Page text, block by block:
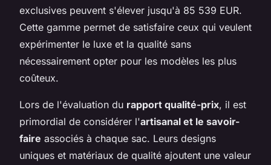
exclusives peuvent s'élever jusqu'à 85 539 EUR.
Cette gamme permet de satisfaire ceux qui veulent
expérimenter le luxe et la qualité sans
nécessairement opter pour les modèles les plus
coûteux.
Lors de l'évaluation du rapport qualité-prix, il est
primordial de considérer l'artisanal et le savoir-
faire associés à chaque sac. Leurs designs
uniques et matériaux de qualité ajoutent une valeur